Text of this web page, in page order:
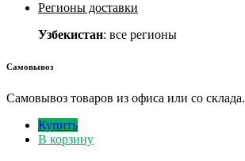
Регионы доставки
Узбекистан: все регионы
Самовывоз
Самовывоз товаров из офиса или со склада.
Купить
В корзину